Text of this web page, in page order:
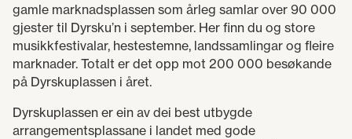
gamle marknadsplassen som årleg samlar over 90 000
gjester til Dyrsku’n i september. Her finn du og store
musikkfestivalar, hestestemne, landssamlingar og fleire
marknader. Totalt er det opp mot 200 000 besøkande
på Dyrskuplassen i året.
Dyrskuplassen er ein av dei best utbygde
arrangementsplassane i landet med gode